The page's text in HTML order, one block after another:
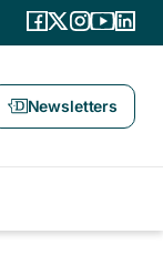
Newsletters